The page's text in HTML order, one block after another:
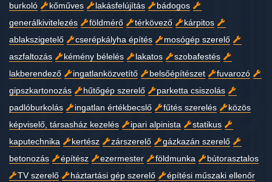
burkoló
kőműves lakásfelújítás
bádogos
generálkivitelezés
földmérő térkövező
kárpitos
ablakszigetelő
cserépkályha építés
mosógép szerelő
aszfaltozás
kémény bélelés lakatos
szobafestés
lakberendező
ingatlanközvetítő belsőépítészet
fuvarozó
gipszkartonozás
hűtőgép szerelő
parketta csiszolás
padlóburkolás
ingatlan értékbecslő fűtés szerelés
közös
képviselő, társasház kezelés
ipari alpinista
statikus
kaputechnika
kertész zárszerelő
gázkazán szerelő
betonozás
építész ezermester földmunka
bútorasztalos
TV szerelő
háztartási gép szerelő
építési műszaki ellenőr